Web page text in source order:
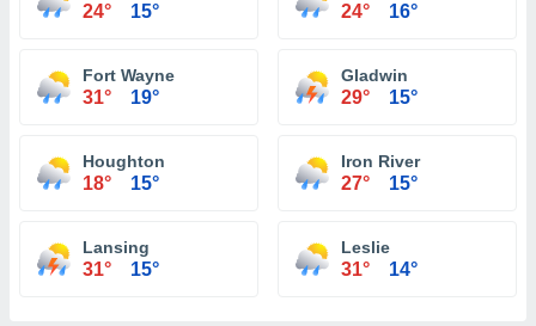
24° 15° 24° 16°
Fort Wayne
31° 19°
Gladwin
29° 15°
Houghton
18° 15°
Iron River
27° 15°
Lansing
31° 15°
Leslie
31° 14°